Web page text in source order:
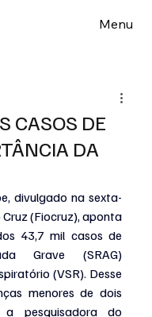
Menu
CASOS DE
DA
divulgado na sexta-
(Fiocruz), aponta
43,7 mil casos de
Grave (SRAG)
(VSR). Desse
menores de dois
a pesquisadora do